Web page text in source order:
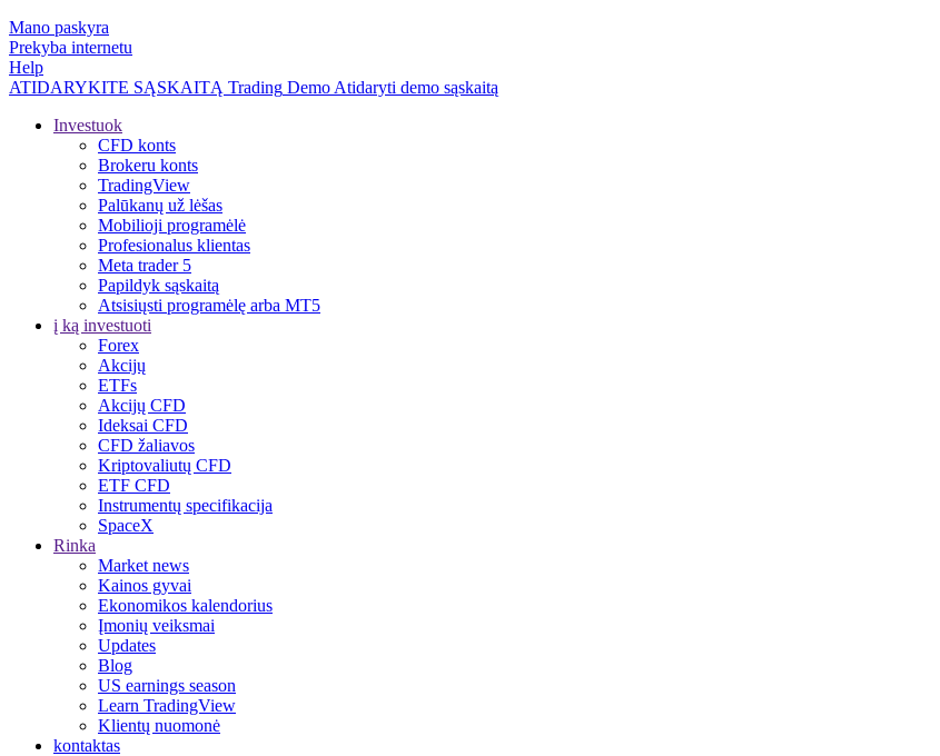
Mano paskyra
Prekyba internetu
Help
ATIDARYKITE SĄSKAITĄ Trading Demo Atidaryti demo sąskaitą
Investuok
CFD konts
Brokeru konts
TradingView
Palūkanų už lėšas
Mobilioji programėlė
Profesionalus klientas
Meta trader 5
Papildyk sąskaitą
Atsisiųsti programėlę arba MT5
į ką investuoti
Forex
Akcijų
ETFs
Akcijų CFD
Ideksai CFD
CFD žaliavos
Kriptovaliutų CFD
ETF CFD
Instrumentų specifikacija
SpaceX
Rinka
Market news
Kainos gyvai
Ekonomikos kalendorius
Įmonių veiksmai
Updates
Blog
US earnings season
Learn TradingView
Klientų nuomonė
kontaktas